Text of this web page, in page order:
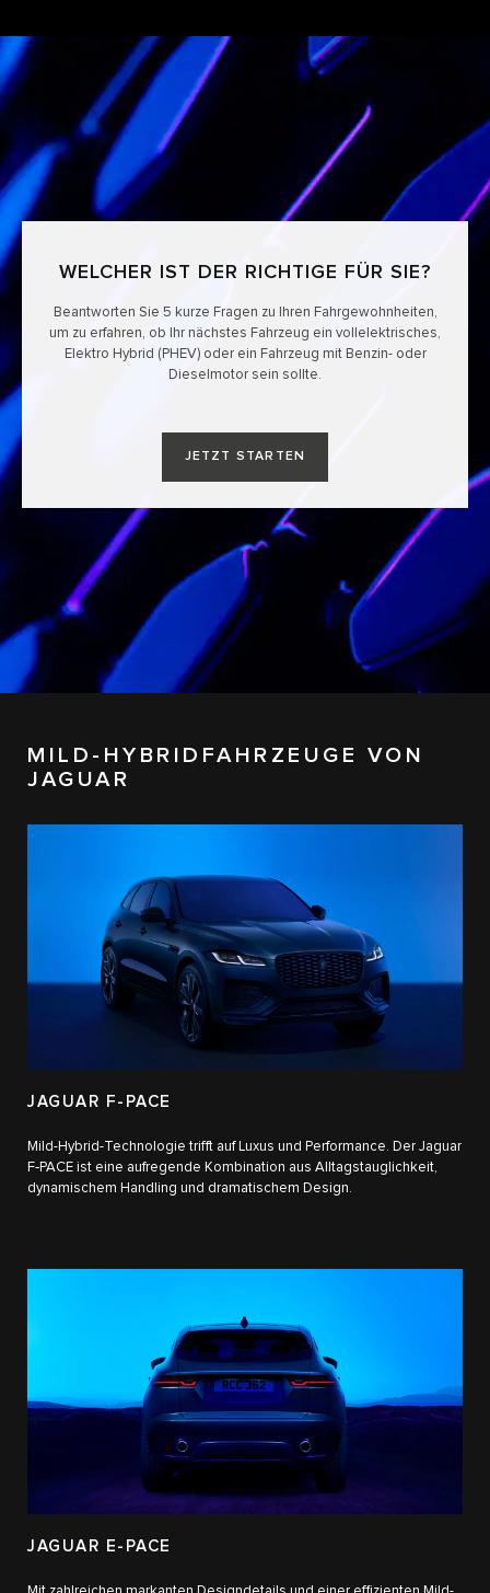
WELCHER IST DER RICHTIGE FÜR SIE?​
Beantworten Sie 5 kurze Fragen zu Ihren Fahrgewohnheiten,
um zu erfahren, ob Ihr nächstes Fahrzeug ein vollelektrisches,
Elektro Hybrid (PHEV) oder ein Fahrzeug mit Benzin- oder
Dieselmotor sein sollte.
JETZT STARTEN
MILD-HYBRIDFAHRZEUGE VON
JAGUAR
JAGUAR F-PACE
Mild-Hybrid-Technologie trifft auf Luxus und Performance. Der Jaguar
F‑PACE ist eine aufregende Kombination aus Alltagstauglichkeit,
dynamischem Handling und dramatischem Design.
JAGUAR E-PACE